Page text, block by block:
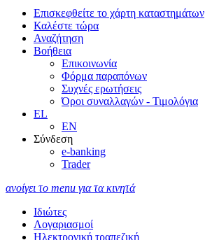
Επισκεφθείτε το χάρτη καταστημάτων
Καλέστε τώρα
Αναζήτηση
Βοήθεια
Επικοινωνία
Φόρμα παραπόνων
Συχνές ερωτήσεις
Όροι συναλλαγών - Τιμολόγια
EL
EN
Σύνδεση
e-banking
Trader
ανοίγει το menu για τα κινητά
Ιδιώτες
Λογαριασμοί
Ηλεκτρονική τραπεζική